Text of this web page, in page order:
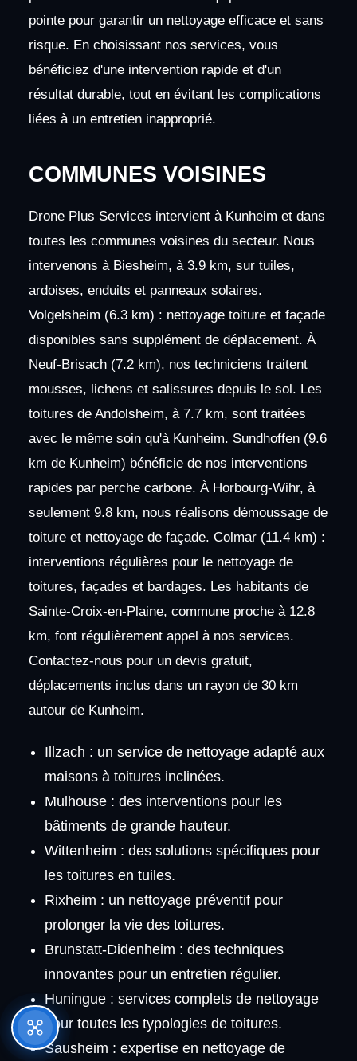
pointe pour garantir un nettoyage efficace et sans
risque. En choisissant nos services, vous
bénéficiez d'une intervention rapide et d'un
résultat durable, tout en évitant les complications
liées à un entretien inapproprié.
COMMUNES VOISINES
Drone Plus Services intervient à Kunheim et dans
toutes les communes voisines du secteur. Nous
intervenons à Biesheim, à 3.9 km, sur tuiles,
ardoises, enduits et panneaux solaires.
Volgelsheim (6.3 km) : nettoyage toiture et façade
disponibles sans supplément de déplacement. À
Neuf-Brisach (7.2 km), nos techniciens traitent
mousses, lichens et salissures depuis le sol. Les
toitures de Andolsheim, à 7.7 km, sont traitées
avec le même soin qu'à Kunheim. Sundhoffen (9.6
km de Kunheim) bénéficie de nos interventions
rapides par perche carbone. À Horbourg-Wihr, à
seulement 9.8 km, nous réalisons démoussage de
toiture et nettoyage de façade. Colmar (11.4 km) :
interventions régulières pour le nettoyage de
toitures, façades et bardages. Les habitants de
Sainte-Croix-en-Plaine, commune proche à 12.8
km, font régulièrement appel à nos services.
Contactez-nous pour un devis gratuit,
déplacements inclus dans un rayon de 30 km
autour de Kunheim.
Illzach : un service de nettoyage adapté aux
maisons à toitures inclinées.
Mulhouse : des interventions pour les
bâtiments de grande hauteur.
Wittenheim : des solutions spécifiques pour
les toitures en tuiles.
Rixheim : un nettoyage préventif pour
prolonger la vie des toitures.
Brunstatt-Didenheim : des techniques
innovantes pour un entretien régulier.
Huningue : services complets de nettoyage
pour toutes les typologies de toitures.
Sausheim : expertise en nettoyage de